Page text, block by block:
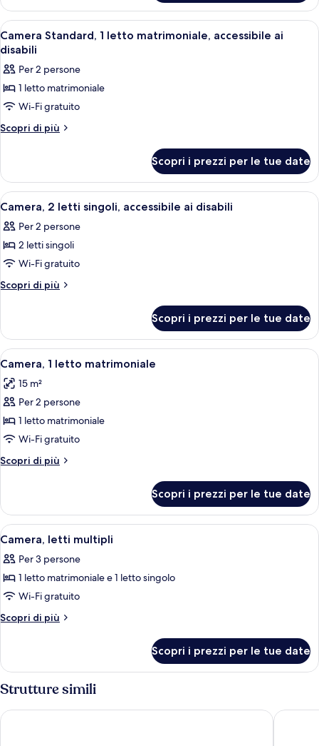
(New
Bedding)
Apri
tutte
le
foto
per
Camera
Standard,
matrimoniale,
accessibile
ai
disabili
Una camera d'albergo con un letto
1
Camera Standard, 1 letto matrimoniale, accessibile ai
disabili
Per 2 persone
1 letto matrimoniale
Wi-Fi gratuito
Scopri di più
Altri
Standard,
letto
accessibile
ai
Scopri i prezzi per le tue date
Apri
tutte
le
foto
per
Camera,
singoli,
accessibile
ai
disabili
Una camera d'albergo con un letto
2
Camera, 2 letti singoli, accessibile ai disabili
Per 2 persone
2 letti singoli
Wi-Fi gratuito
Scopri di più
Altri
2
letti
singoli,
ai
disabili
Scopri i prezzi per le tue date
Apri
tutte
le
foto
per
Camera,
1
letto
Camera d'albergo con una testiera
6
Camera, 1 letto matrimoniale
15 m²
Per 2 persone
1 letto matrimoniale
Wi-Fi gratuito
Scopri di più
Altri
1
letto
matrimoniale
Scopri i prezzi per le tue date
Apri
tutte
le
foto
per
Camera,
Una camera d'albergo con un letto,
5
Camera, letti multipli
Per 3 persone
1 letto matrimoniale e 1 letto singolo
Wi-Fi gratuito
Scopri di più
Altri
letti
multipli
Scopri i prezzi per le tue date
Strutture simili
Sercotel Rosellon Sercotel